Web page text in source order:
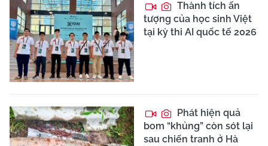
Thành tích ấn
tượng của học sinh Việt
tại kỳ thi AI quốc tế 2026
Phát hiện quả
bom “khủng” còn sót lại
sau chiến tranh ở Hà